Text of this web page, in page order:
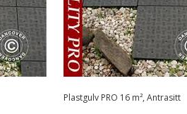
Plastgulv PRO 16 m², Antrasitt